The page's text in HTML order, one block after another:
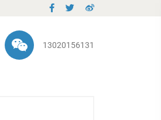
13020156131